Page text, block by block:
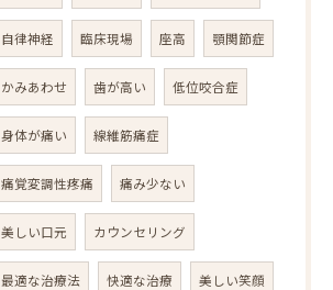
自律神経 臨床現場 座高 顎関節症
かみあわせ 歯が高い 低位咬合症
身体が痛い 線維筋痛症
痛覚変調性疼痛 痛み少ない
美しい口元 カウンセリング
最適な治療法 快適な治療 美しい笑顔